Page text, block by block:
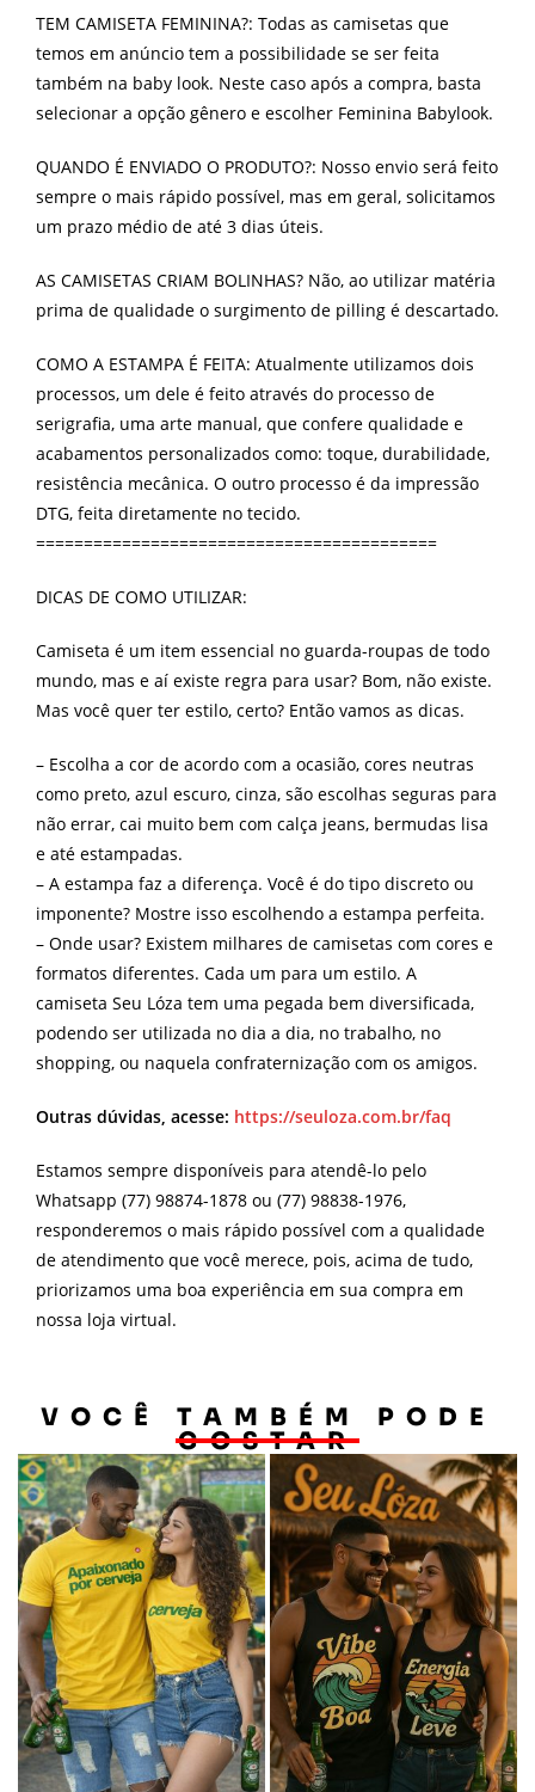
TEM CAMISETA FEMININA?: Todas as camisetas que
temos em anúncio tem a possibilidade se ser feita
também na baby look. Neste caso após a compra, basta
selecionar a opção gênero e escolher Feminina Babylook.
QUANDO É ENVIADO O PRODUTO?: Nosso envio será feito
sempre o mais rápido possível, mas em geral, solicitamos
um prazo médio de até 3 dias úteis.
AS CAMISETAS CRIAM BOLINHAS? Não, ao utilizar matéria
prima de qualidade o surgimento de pilling é descartado.
COMO A ESTAMPA É FEITA: Atualmente utilizamos dois
processos, um dele é feito através do processo de
serigrafia, uma arte manual, que confere qualidade e
acabamentos personalizados como: toque, durabilidade,
resistência mecânica. O outro processo é da impressão
DTG, feita diretamente no tecido.
==========================================
DICAS DE COMO UTILIZAR:
Camiseta é um item essencial no guarda-roupas de todo
mundo, mas e aí existe regra para usar? Bom, não existe.
Mas você quer ter estilo, certo? Então vamos as dicas.
– Escolha a cor de acordo com a ocasião, cores neutras
como preto, azul escuro, cinza, são escolhas seguras para
não errar, cai muito bem com calça jeans, bermudas lisa
e até estampadas.
– A estampa faz a diferença. Você é do tipo discreto ou
imponente? Mostre isso escolhendo a estampa perfeita.
– Onde usar? Existem milhares de camisetas com cores e
formatos diferentes. Cada um para um estilo. A
camiseta Seu Lóza tem uma pegada bem diversificada,
podendo ser utilizada no dia a dia, no trabalho, no
shopping, ou naquela confraternização com os amigos.
Outras dúvidas, acesse: https://seuloza.com.br/faq
Estamos sempre disponíveis para atendê-lo pelo
Whatsapp (77) 98874-1878 ou (77) 98838-1976,
responderemos o mais rápido possível com a qualidade
de atendimento que você merece, pois, acima de tudo,
priorizamos uma boa experiência em sua compra em
nossa loja virtual.
VOCÊ TAMBÉM PODE
GOSTAR